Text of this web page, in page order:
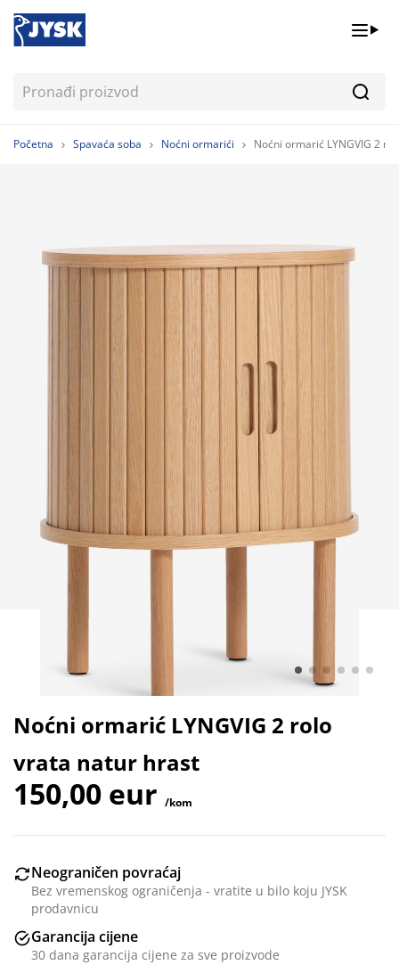
Početna Spavaća soba Noćni ormarići Noćni ormarić LYNGVIG 2
Noćni ormarić LYNGVIG 2 rolo
vrata natur hrast
150,00 eur /kom
Neograničen povraćaj
Bez vremenskog ograničenja - vratite u bilo koju JYSK
prodavnicu
Garancija cijene
30 dana garancija cijene za sve proizvode